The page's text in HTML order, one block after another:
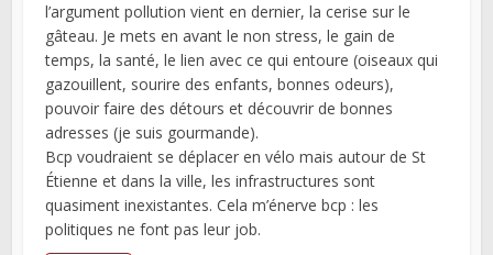
l’argument pollution vient en dernier, la cerise sur le
gâteau. Je mets en avant le non stress, le gain de
temps, la santé, le lien avec ce qui entoure (oiseaux qui
gazouillent, sourire des enfants, bonnes odeurs),
pouvoir faire des détours et découvrir de bonnes
adresses (je suis gourmande).
Bcp voudraient se déplacer en vélo mais autour de St
Étienne et dans la ville, les infrastructures sont
quasiment inexistantes. Cela m’énerve bcp : les
politiques ne font pas leur job.